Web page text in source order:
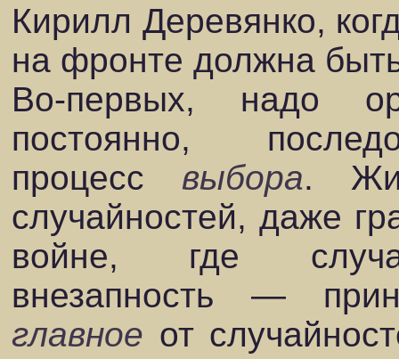
Кирилл Деревянко,
на фронте должна
Во-первых, надо
постоянно,
процесс выбора.
случайностей, даже
войне, где
внезапность —
главное от